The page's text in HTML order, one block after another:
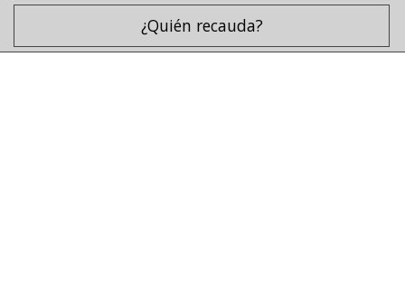
¿Quién recauda?